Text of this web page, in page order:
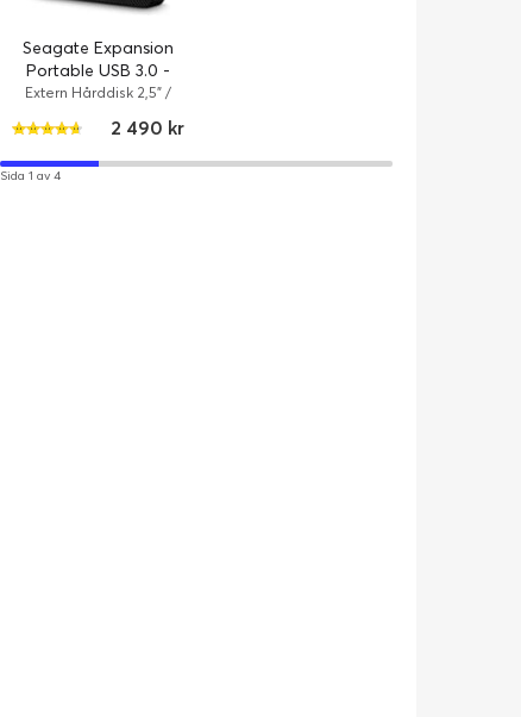
Seagate Expansion
Portable USB 3.0 -
5TB
Extern Hårddisk 2,5" /
2 490 kr
Sida 1 av 4